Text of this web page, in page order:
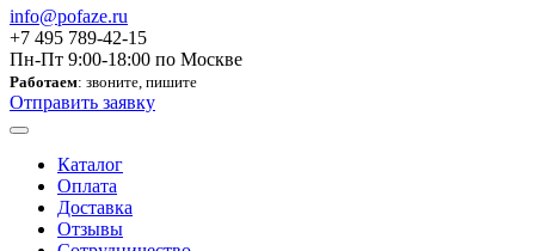
info@pofaze.ru
+7 495 789-42-15
Пн-Пт 9:00-18:00 по Москве
Работаем: звоните, пишите
Отправить заявку
Каталог
Оплата
Доставка
Отзывы